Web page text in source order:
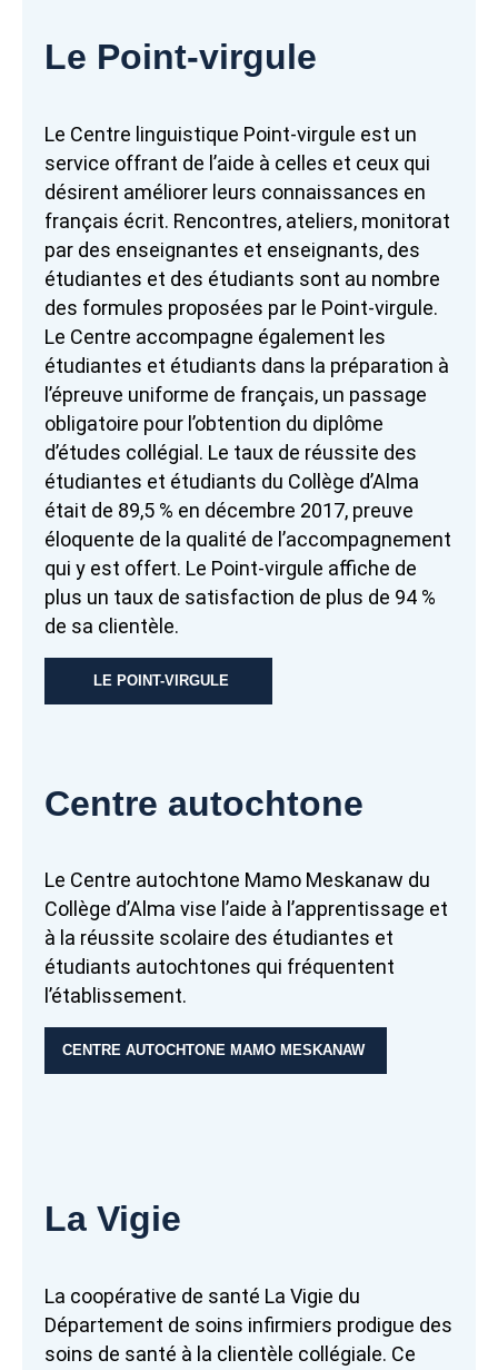
Le Point-virgule
Le Centre linguistique Point-virgule est un
service offrant de l’aide à celles et ceux qui
désirent améliorer leurs connaissances en
français écrit. Rencontres, ateliers, monitorat
par des enseignantes et enseignants, des
étudiantes et des étudiants sont au nombre
des formules proposées par le Point-virgule.
Le Centre accompagne également les
étudiantes et étudiants dans la préparation à
l’épreuve uniforme de français, un passage
obligatoire pour l’obtention du diplôme
d’études collégial. Le taux de réussite des
étudiantes et étudiants du Collège d’Alma
était de 89,5 % en décembre 2017, preuve
éloquente de la qualité de l’accompagnement
qui y est offert. Le Point-virgule affiche de
plus un taux de satisfaction de plus de 94 %
de sa clientèle.
LE POINT-VIRGULE
Centre autochtone
Le Centre autochtone Mamo Meskanaw du
Collège d’Alma vise l’aide à l’apprentissage et
à la réussite scolaire des étudiantes et
étudiants autochtones qui fréquentent
l’établissement.
CENTRE AUTOCHTONE MAMO MESKANAW
La Vigie
La coopérative de santé La Vigie du
Département de soins infirmiers prodigue des
soins de santé à la clientèle collégiale. Ce